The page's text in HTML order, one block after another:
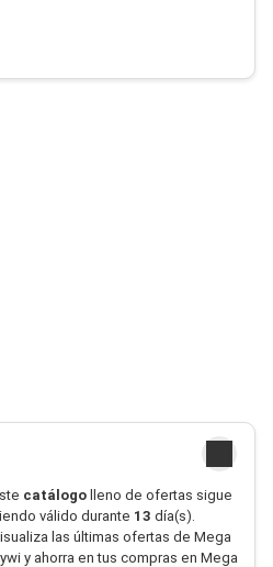
catálogo lleno de ofertas sigue
válido durante 13 día(s).
las últimas ofertas de Mega
y ahorra en tus compras en Mega